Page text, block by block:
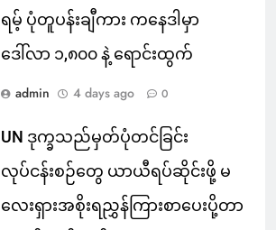
ရမ့် ပုံတူပန်းချီကား ကနေဒါမှာ
ဒေါ်လာ ၁,၈၀၀ နဲ့ ရောင်းထွက်
admin 4 days ago 0
UN ဒုက္ခသည်မှတ်ပုံတင်ခြင်း
လုပ်ငန်းစဉ်တွေ ယာယီရပ်ဆိုင်းဖို့ မ
လေးရှားအစိုးရညွှန်ကြားစာပေးပို့တာ